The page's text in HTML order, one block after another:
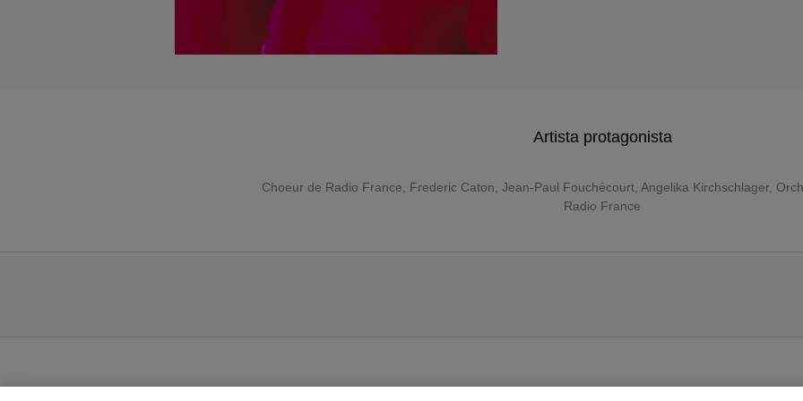
Artista protagonista
Choeur de Radio France Frederic Caton Jean-Paul Fouchécourt Angelika Kirchschlager,
Radio France